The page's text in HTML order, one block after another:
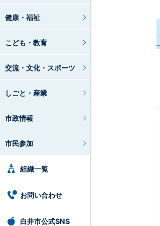
健康・福祉
こども・教育
交流・文化・スポーツ
しごと・産業
市政情報
市民参加
組織一覧
お問い合わせ
白井市公式SNS